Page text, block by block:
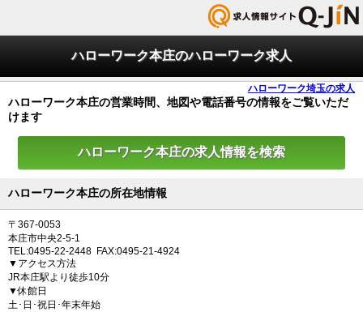
ハローワーク本庄のハローワーク求人
ハローワーク埼玉の求人
ハローワーク本庄の営業時間、地図や電話番号の情報をご覧いただ
けます
ハローワーク本庄の求人情報を検索
ハローワーク本庄の所在地情報
〒367-0053
本庄市中央2-5-1
TEL:0495-22-2448 FAX:0495-21-4924
▼アクセス方法
JR本庄駅より徒歩10分
▼休館日
土･日･祝日･年末年始